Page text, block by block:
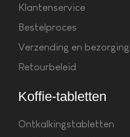
Klantenservice
Bestelproces
Verzending en bezorging
Retourbeleid
Koffie-tabletten
Ontkalkingstabletten